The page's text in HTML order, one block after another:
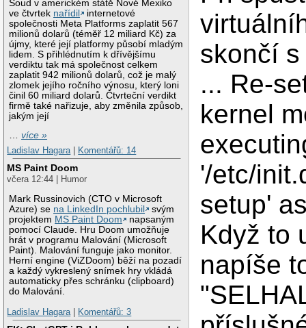
Soud v americkém státě Nové Mexiko
ve čtvrtek nařídil
internetové
společnosti Meta Platforms zaplatit 567
milionů dolarů (téměř 12 miliard Kč) za
újmy, které její platformy působí mladým
lidem. S přihlédnutím k dřívějšímu
verdiktu tak má společnost celkem
zaplatit 942 milionů dolarů, což je malý
zlomek jejího ročního výnosu, který loni
činil 60 miliard dolarů. Čtvrteční verdikt
firmě také nařizuje, aby změnila způsob,
jakým její
…více »
Ladislav Hagara
Komentářů: 14
MS Paint Doom
včera 12:44 | Humor
Mark Russinovich (CTO v Microsoft
Azure) se na LinkedIn pochlubil
svým
projektem MS Paint Doom
napsaným
pomocí Claude. Hru Doom umožňuje
hrát v programu Malování (Microsoft
Paint). Malování funguje jako monitor.
Herní engine (ViZDoom) běží na pozadí
a každý vykreslený snímek hry vkládá
automaticky přes schránku (clipboard)
do Malování.
Ladislav Hagara
Komentářů: 3
skončí
... Re-
kernel
'/etc/
setup'
Když to
napíše